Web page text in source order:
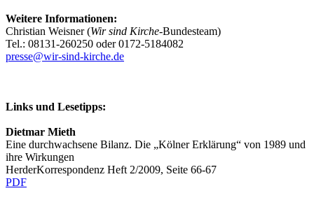
Weitere Informationen:
Christian Weisner (Wir sind Kirche-Bundesteam)
Tel.: 08131-260250 oder 0172-5184082
presse@wir-sind-kirche.de
Links und Lesetipps:
Dietmar Mieth
Eine durchwachsene Bilanz. Die „Kölner Erklärung“ von 1989 und
ihre Wirkungen
HerderKorrespondenz Heft 2/2009, Seite 66-67
PDF